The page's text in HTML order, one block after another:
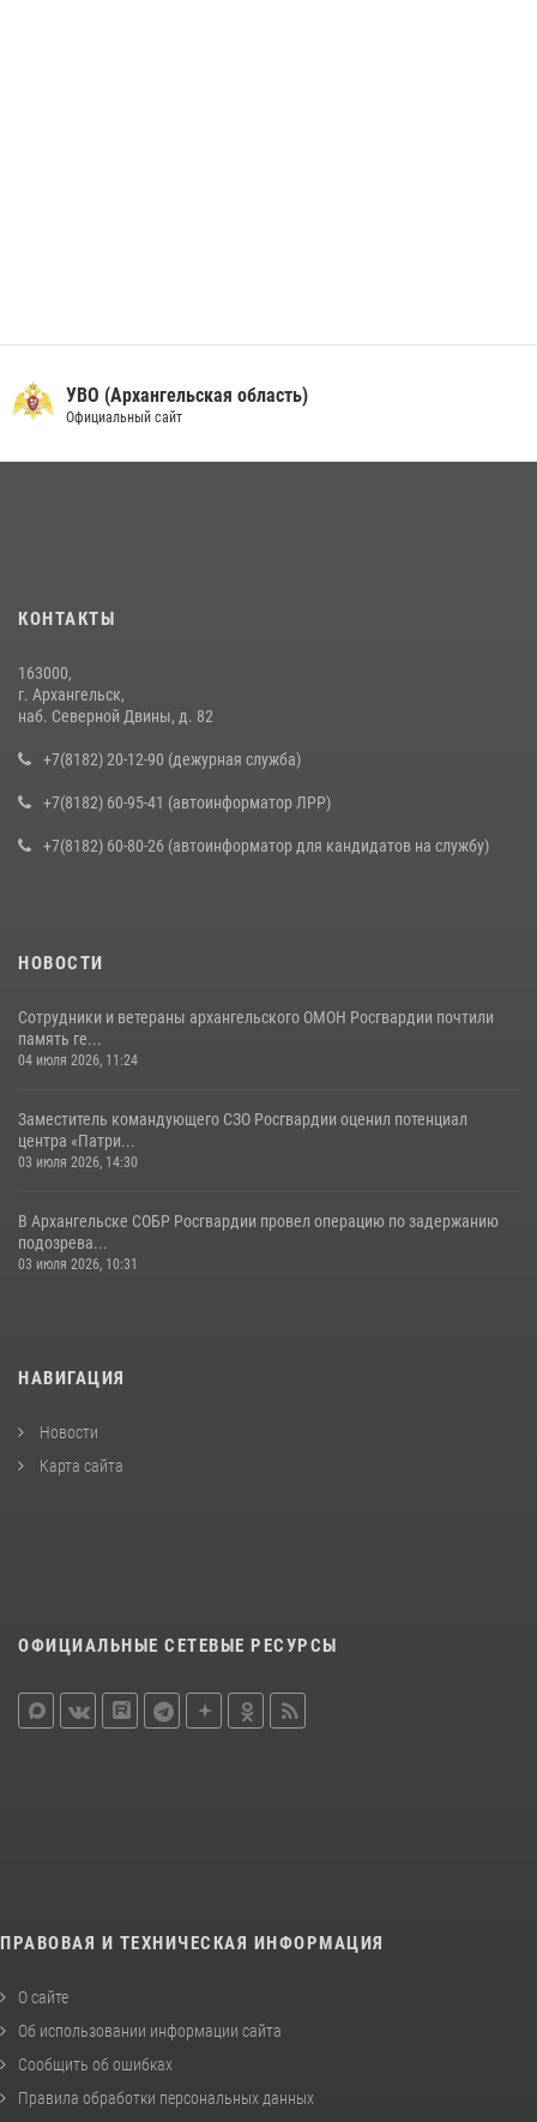
УВО (Архангельская область)
Официальный сайт
КОНТАКТЫ
163000,
г. Архангельск,
наб. Северной Двины, д. 82
+7(8182) 20-12-90 (дежурная служба)
+7(8182) 60-95-41 (автоинформатор ЛРР)
+7(8182) 60-80-26 (автоинформатор для кандидатов на службу)
НОВОСТИ
Сотрудники и ветераны архангельского ОМОН Росгвардии почтили
память ге...
04 июля 2026, 11:24
Заместитель командующего СЗО Росгвардии оценил потенциал
центра «Патри...
03 июля 2026, 14:30
В Архангельске СОБР Росгвардии провел операцию по задержанию
подозрева...
03 июля 2026, 10:31
НАВИГАЦИЯ
Новости
Карта сайта
ОФИЦИАЛЬНЫЕ СЕТЕВЫЕ РЕСУРСЫ
ПРАВОВАЯ И ТЕХНИЧЕСКАЯ ИНФОРМАЦИЯ
О сайте
Об использовании информации сайта
Сообщить об ошибках
Правила обработки персональных данных